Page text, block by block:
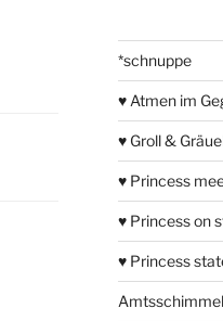
*schnuppe
♥ Atmen im
♥ Groll &
♥ Princess
♥ Princess on
♥ Princess
Amtsschimmel